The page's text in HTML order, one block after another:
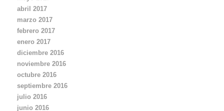
d
e
e
l
abril 2017
marzo 2017
febrero 2017
enero 2017
diciembre 2016
noviembre 2016
octubre 2016
septiembre 2016
julio 2016
junio 2016